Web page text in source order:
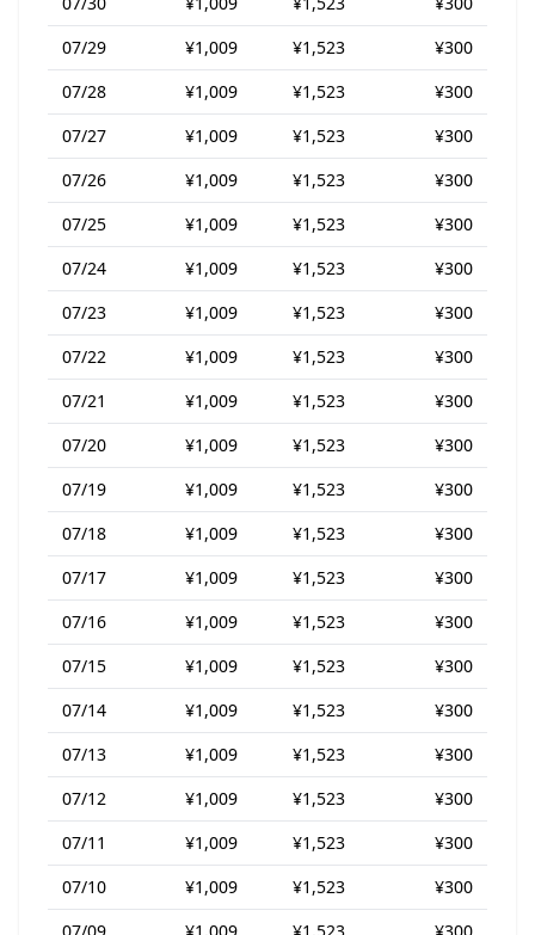
07/29
¥1,009 ¥1,523
¥300
07/28
¥1,009 ¥1,523
¥300
07/27
¥1,009 ¥1,523
¥300
07/26
¥1,009 ¥1,523
¥300
07/25
¥1,009 ¥1,523
¥300
07/24
¥1,009 ¥1,523
¥300
07/23
¥1,009 ¥1,523
¥300
07/22
¥1,009 ¥1,523
¥300
07/21
¥1,009 ¥1,523
¥300
07/20
¥1,009 ¥1,523
¥300
07/19
¥1,009 ¥1,523
¥300
07/18
¥1,009 ¥1,523
¥300
07/17
¥1,009 ¥1,523
¥300
07/16
¥1,009 ¥1,523
¥300
07/15
¥1,009 ¥1,523
¥300
07/14
¥1,009 ¥1,523
¥300
07/13
¥1,009 ¥1,523
¥300
07/12
¥1,009 ¥1,523
¥300
07/11
¥1,009 ¥1,523
¥300
07/10
¥1,009 ¥1,523
¥300
07/09
¥1,009 ¥1,523
¥300